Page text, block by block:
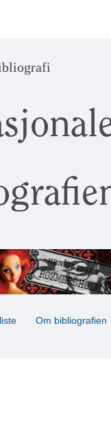
Om bibliografien